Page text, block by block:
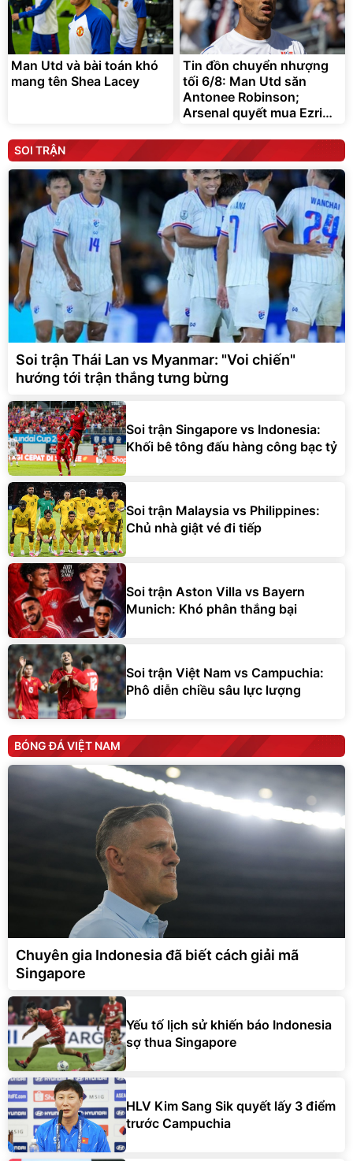
Man Utd và bài toán khó
mang tên Shea Lacey
Tin đồn chuyển nhượng
tối 6/8: Man Utd săn
Antonee Robinson;
Arsenal quyết mua Ezri
SOI TRẬN
Soi trận Thái Lan vs Myanmar: "Voi chiến"
hướng tới trận thắng tưng bừng
Soi trận Singapore vs Indonesia:
Khối bê tông đấu hàng công bạc tỷ
Soi trận Malaysia vs Philippines:
Chủ nhà giật vé đi tiếp
Soi trận Aston Villa vs Bayern
Munich: Khó phân thắng bại
Soi trận Việt Nam vs Campuchia:
Phô diễn chiều sâu lực lượng
BÓNG ĐÁ VIỆT NAM
Chuyên gia Indonesia đã biết cách giải mã
Singapore
Yếu tố lịch sử khiến báo Indonesia
sợ thua Singapore
HLV Kim Sang Sik quyết lấy 3 điểm
trước Campuchia